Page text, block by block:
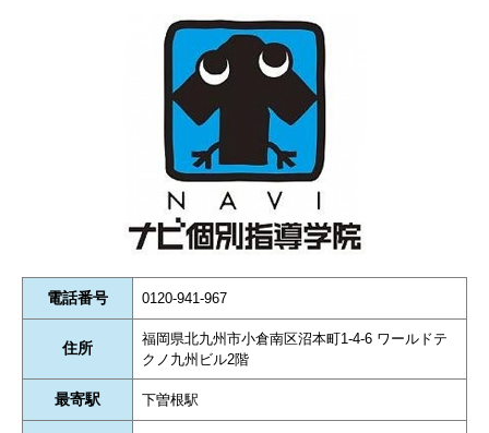
電話番号 0120-941-967
住所
福岡県北九州市小倉南区沼本町1-4-6 ワールドテ
クノ九州ビル2階
最寄駅 下曽根駅